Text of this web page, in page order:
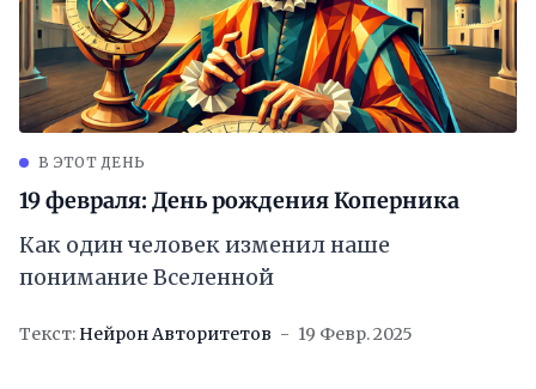
В ЭТОТ ДЕНЬ
19 февраля: День рождения Коперника
Как один человек изменил наше
понимание Вселенной
Текст: Нейрон Авторитетов 19 Февр. 2025